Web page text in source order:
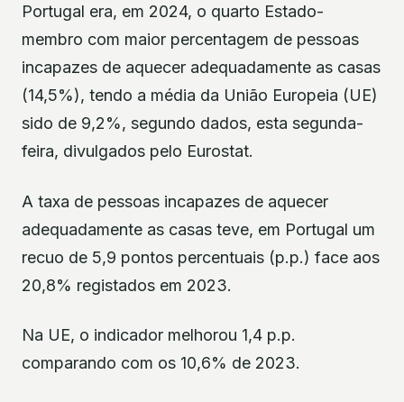
Portugal era, em 2024, o quarto Estado-
membro com maior percentagem de pessoas
incapazes de aquecer adequadamente as casas
(14,5%), tendo a média da União Europeia (UE)
sido de 9,2%, segundo dados, esta segunda-
feira, divulgados pelo Eurostat.
A taxa de pessoas incapazes de aquecer
adequadamente as casas teve, em Portugal um
recuo de 5,9 pontos percentuais (p.p.) face aos
20,8% registados em 2023.
Na UE, o indicador melhorou 1,4 p.p.
comparando com os 10,6% de 2023.